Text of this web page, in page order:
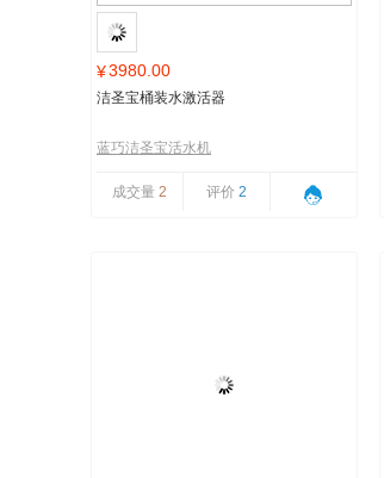
¥3980.00
洁圣宝桶装水激活器
蓝巧洁圣宝活水机
成交量 2 评价 2